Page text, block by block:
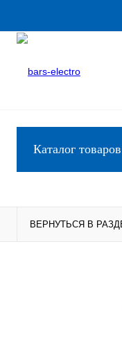
Каталог товаров
ВЕРНУТЬСЯ В